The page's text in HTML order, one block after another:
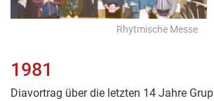
Rhytmische Messe
1981
Diavortrag über die letzten 14 Jahre